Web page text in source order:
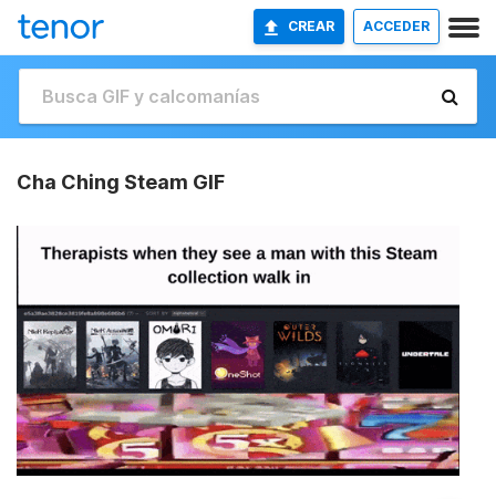
CREAR ACCEDER
Cha Ching Steam GIF